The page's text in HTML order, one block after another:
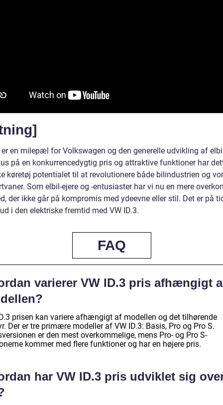
er en milepæl for Volkswagen og den generelle udvikling af
på en konkurrencedygtig pris og attraktive funktioner har
køretøj potentialet til at revolutionere både bilindustrien og
Som elbil-ejere og -entusiaster har vi nu en mere
der ikke går på kompromis med ydeevne eller stil. Det er på
i den elektriske fremtid med VW ID.3.
FAQ
varierer VW ID.3 pris afhængigt
prisen kan variere afhængigt af modellen og det tilhørende
Der er tre primære modeller af VW ID.3: Basis, Pro og Pro S.
er den mest overkommelige, mens Pro- og Pro S-
kommer med flere funktioner og har en højere pris.
har VW ID.3 pris udviklet sig